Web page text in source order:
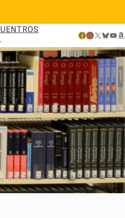
Facebook LinkedIn X Bluesky YouTube Amazon